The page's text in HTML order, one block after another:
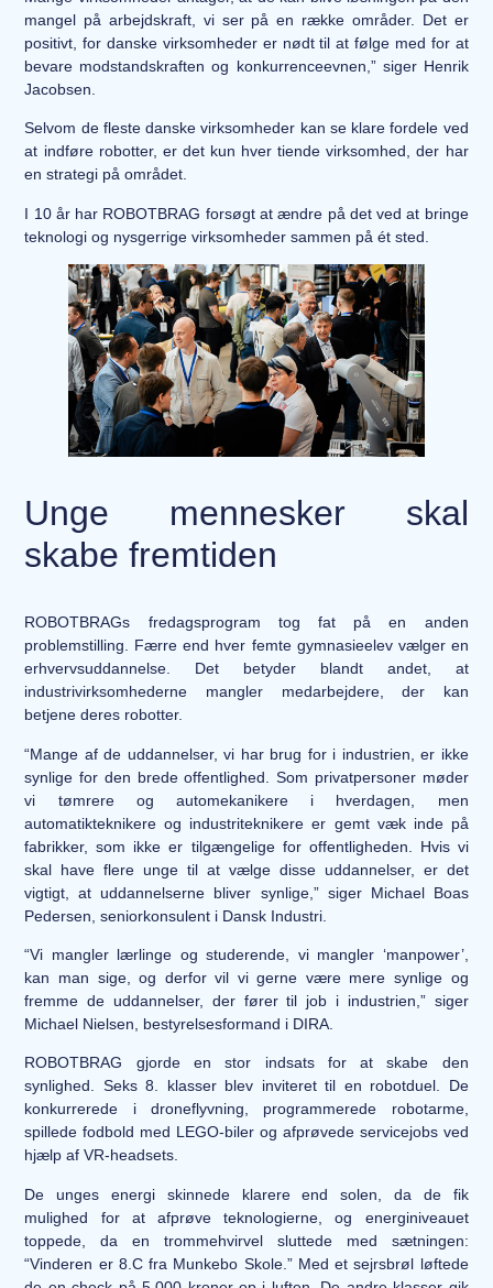
mangel på arbejdskraft, vi ser på en række områder. Det er
positivt, for danske virksomheder er nødt til at følge med for at
bevare modstandskraften og konkurrenceevnen,” siger Henrik
Jacobsen.
Selvom de fleste danske virksomheder kan se klare fordele ved
at indføre robotter, er det kun hver tiende virksomhed, der har
en strategi på området.
I 10 år har ROBOTBRAG forsøgt at ændre på det ved at bringe
teknologi og nysgerrige virksomheder sammen på ét sted.
Unge mennesker skal
skabe fremtiden
ROBOTBRAGs fredagsprogram tog fat på en anden
problemstilling. Færre end hver femte gymnasieelev vælger en
erhvervsuddannelse. Det betyder blandt andet, at
industrivirksomhederne mangler medarbejdere, der kan
betjene deres robotter.
“Mange af de uddannelser, vi har brug for i industrien, er ikke
synlige for den brede offentlighed. Som privatpersoner møder
vi tømrere og automekanikere i hverdagen, men
automatikteknikere og industriteknikere er gemt væk inde på
fabrikker, som ikke er tilgængelige for offentligheden. Hvis vi
skal have flere unge til at vælge disse uddannelser, er det
vigtigt, at uddannelserne bliver synlige,” siger Michael Boas
Pedersen, seniorkonsulent i Dansk Industri.
“Vi mangler lærlinge og studerende, vi mangler ‘manpower’,
kan man sige, og derfor vil vi gerne være mere synlige og
fremme de uddannelser, der fører til job i industrien,” siger
Michael Nielsen, bestyrelsesformand i DIRA.
ROBOTBRAG gjorde en stor indsats for at skabe den
synlighed. Seks 8. klasser blev inviteret til en robotduel. De
konkurrerede i droneflyvning, programmerede robotarme,
spillede fodbold med LEGO-biler og afprøvede servicejobs ved
hjælp af VR-headsets.
De unges energi skinnede klarere end solen, da de fik
mulighed for at afprøve teknologierne, og energiniveauet
toppede, da en trommehvirvel sluttede med sætningen:
“Vinderen er 8.C fra Munkebo Skole.” Med et sejrsbrøl løftede